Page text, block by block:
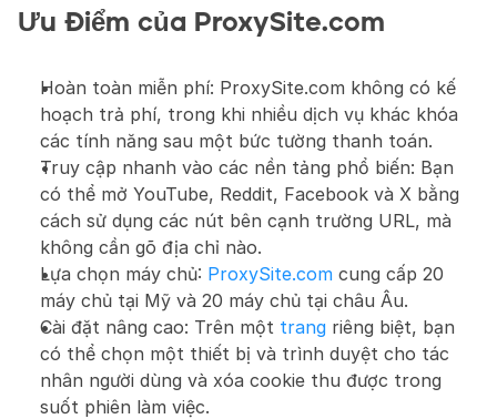
Ưu Điểm của ProxySite.com
Hoàn toàn miễn phí: ProxySite.com không có kế
hoạch trả phí, trong khi nhiều dịch vụ khác khóa
các tính năng sau một bức tường thanh toán.
Truy cập nhanh vào các nền tảng phổ biến: Bạn
có thể mở YouTube, Reddit, Facebook và X bằng
cách sử dụng các nút bên cạnh trường URL, mà
không cần gõ địa chỉ nào.
Lựa chọn máy chủ: ProxySite.com cung cấp 20
máy chủ tại Mỹ và 20 máy chủ tại châu Âu.
Cài đặt nâng cao: Trên một trang riêng biệt, bạn
có thể chọn một thiết bị và trình duyệt cho tác
nhân người dùng và xóa cookie thu được trong
suốt phiên làm việc.